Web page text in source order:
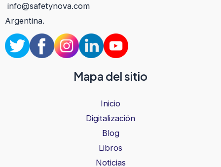
info@safetynova.com
Argentina.
Mapa del sitio
Inicio
Digitalización
Blog
Libros
Noticias